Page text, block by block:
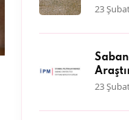
23
23